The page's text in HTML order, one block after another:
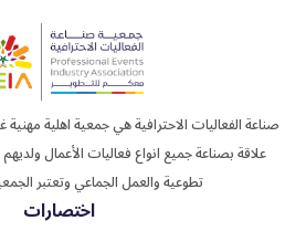
صناعة الفعاليات الاحترافية هي جمعية اهلية
علاقة بصناعة جميع انواع فعاليات الأعمال
تطوعية والعمل الجماعي وتعتبر
اختصارات